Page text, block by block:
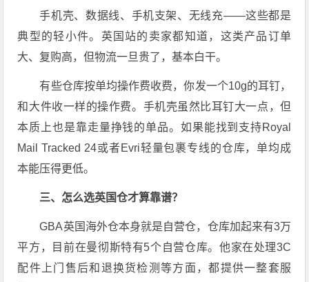
手机壳、数据线、手机支架、无线充——这些都是
典型的轻小件。英国站的卖家都知道，这类产品订单
大、复购高，但物流一旦贵了，基本白干。
有些仓库按单均操作费收费，你发一个10g的耳钉，
和大件收一样的操作费。手机壳虽然比耳钉大一点，但
本质上也是靠走量挣钱的单品。如果能找到支持Royal
Mail Tracked 24或者Evri轻量包裹专线的仓库，单均成
本能压得更低。
三、怎么选英国仓才算靠谱？
GBA英国海外仓本身就是自营仓，仓库加起来有3万
平方，目前在曼彻斯特有5个自营仓库。他家在处理3C
配件上门售后和退换货检测等方面，都提供一整套服